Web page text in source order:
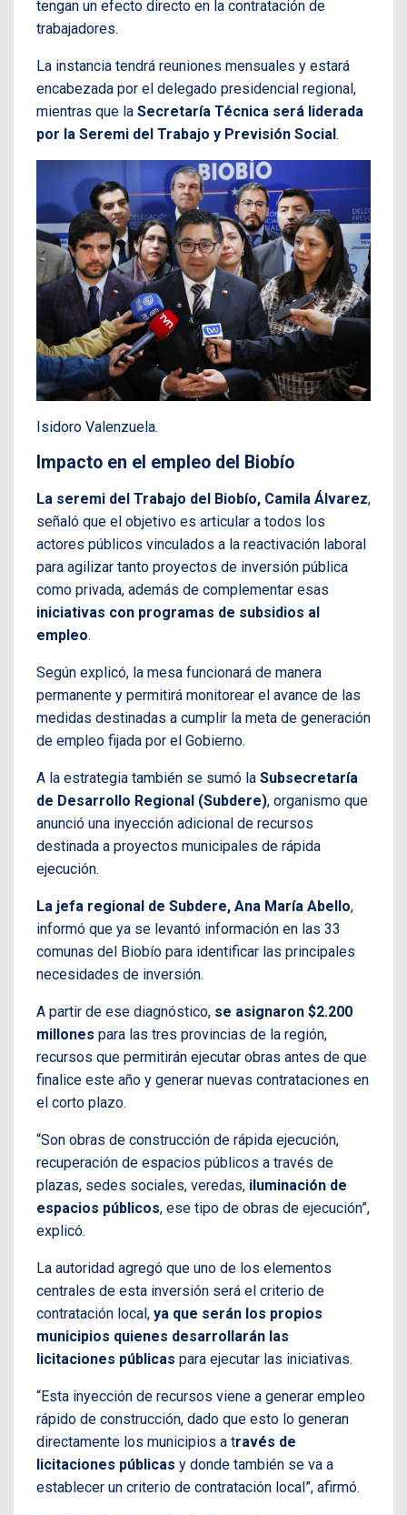
tengan un efecto directo en la contratación de
trabajadores.
La instancia tendrá reuniones mensuales y estará
encabezada por el delegado presidencial regional,
mientras que la Secretaría Técnica será liderada
por la Seremi del Trabajo y Previsión Social .
Isidoro Valenzuela.
Impacto en el empleo del Biobío
La seremi del Trabajo del Biobío, Camila Álvarez,
señaló que el objetivo es articular a todos los
actores públicos vinculados a la reactivación laboral
para agilizar tanto proyectos de inversión pública
como privada, además de complementar esas
iniciativas con programas de subsidios al
empleo.
Según explicó, la mesa funcionará de manera
permanente y permitirá monitorear el avance de las
medidas destinadas a cumplir la meta de generación
de empleo fijada por el Gobierno.
A la estrategia también se sumó la Subsecretaría
de Desarrollo Regional (Subdere), organismo que
anunció una inyección adicional de recursos
destinada a proyectos municipales de rápida
ejecución.
La jefa regional de Subdere, Ana María Abello,
informó que ya se levantó información en las 33
comunas del Biobío para identificar las principales
necesidades de inversión.
A partir de ese diagnóstico, se asignaron $2.200
millones para las tres provincias de la región,
recursos que permitirán ejecutar obras antes de que
finalice este año y generar nuevas contrataciones en
el corto plazo.
“Son obras de construcción de rápida ejecución,
recuperación de espacios públicos a través de
plazas, sedes sociales, veredas, iluminación de
espacios públicos, ese tipo de obras de ejecución”,
explicó.
La autoridad agregó que uno de los elementos
centrales de esta inversión será el criterio de
contratación local, ya que serán los propios
municipios quienes desarrollarán las
licitaciones públicas para ejecutar las iniciativas.
“Esta inyección de recursos viene a generar empleo
rápido de construcción, dado que esto lo generan
directamente los municipios a través de
licitaciones públicas y donde también se va a
establecer un criterio de contratación local”, afirmó.